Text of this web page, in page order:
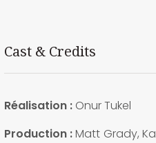
Cast & Credits
Réalisation :Onur Tukel
Production :Matt Grady,